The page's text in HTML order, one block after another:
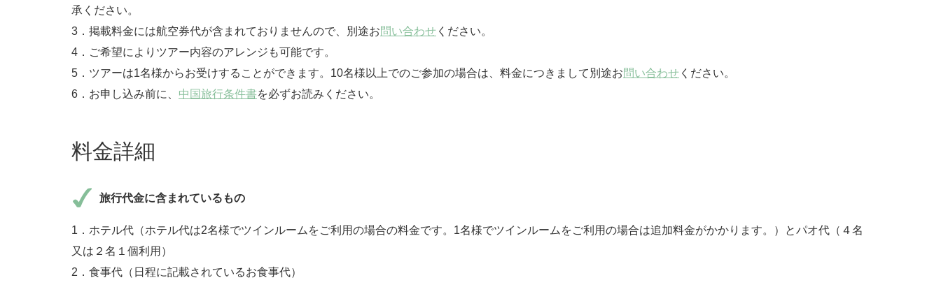
承ください。
3．掲載料金には航空券代が含まれておりませんので、別途お問い合わせ ください。
4．ご希望によりツアー内容のアレンジも可能です。
5．ツアーは1名様からお受けすることができます。10名様以上でのご参加の場合は、料金につきまして別途お問い合わせ ください。
6．お申し込み前に、 中国旅行条件書を必ずお読みください。
料金詳細
旅行代金に含まれているもの
1．ホテル代（ホテル代は2名様でツインルームをご利用の場合の料金です。1名様でツインルームをご利用の場合は追加料金がかかります。）とパオ代（４名
又は２名１個利用）
2．食事代（日程に記載されているお食事代）